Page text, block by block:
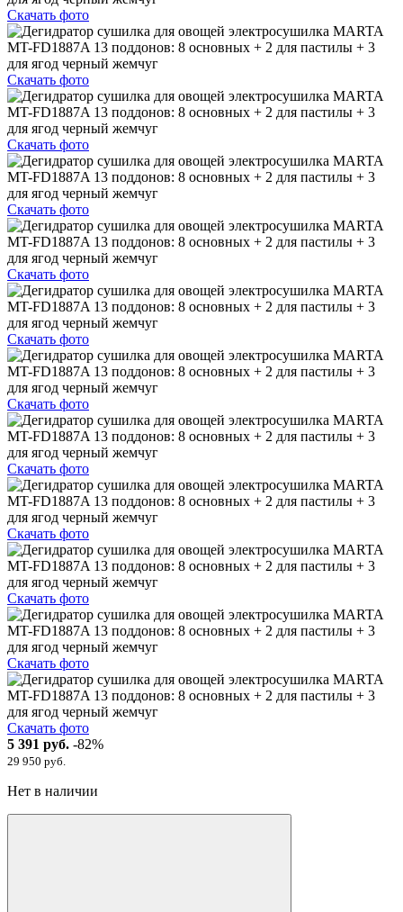
Скачать фото
Скачать фото
Скачать фото
Скачать фото
Скачать фото
Скачать фото
Скачать фото
Скачать фото
Скачать фото
Скачать фото
Скачать фото
Скачать фото
5 391 руб. -82%
29 950 руб.
Нет в наличии